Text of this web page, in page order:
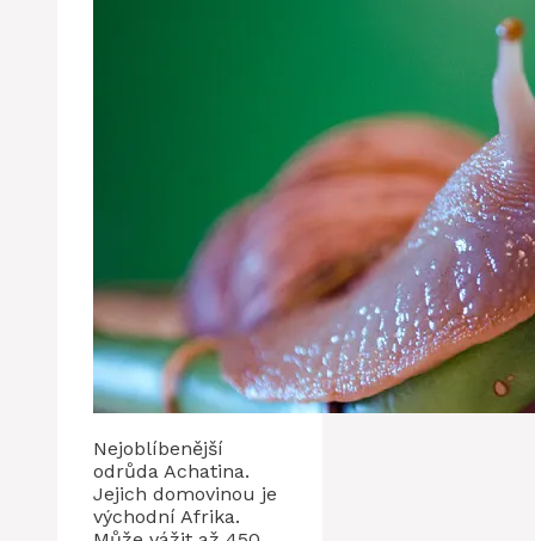
Nejoblíbenější
odrůda Achatina.
Jejich domovinou je
východní Afrika.